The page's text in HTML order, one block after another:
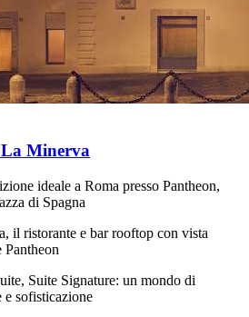
Minerva
ideale a Roma presso Pantheon,
di Spagna
il ristorante e bar rooftop con vista
Pantheon
Suite Signature: un mondo di
e sofisticazione